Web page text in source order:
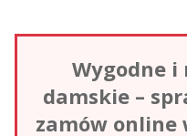
Wygodne i
damskie –
zamów online